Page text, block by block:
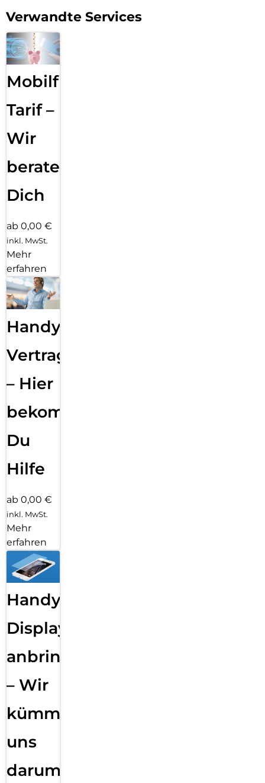
Verwandte Services
Mobilfunk
Tarif –
Wir
beraten
Dich
ab 0,00 €
inkl. MwSt.
Mehr
erfahren
Handy
Vertragsabwicklung
– Hier
bekommst
Du
Hilfe
ab 0,00 €
inkl. MwSt.
Mehr
erfahren
Handy
Displayfolie
anbringen
– Wir
kümmern
uns
darum!